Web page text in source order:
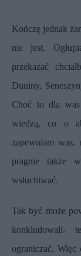
Kończę jednak
nie jest.
przekazać
Duniny,
Choć to dla
wiedzą, co o
zapewniam
pragnie także
wsłuchiwać.
Tak być może
konkludowali-
ograniczać.